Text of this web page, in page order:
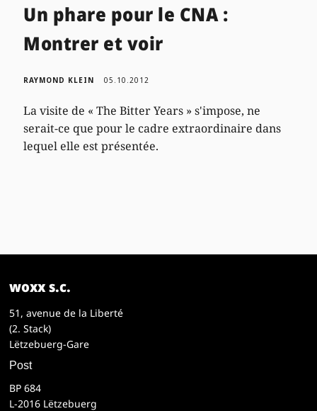
Un phare pour le CNA :
Montrer et voir
RAYMOND KLEIN 05.10.2012
La visite de « The Bitter Years » s'impose, ne
serait-ce que pour le cadre extraordinaire dans
lequel elle est présentée.
woxx s.c.
51, avenue de la Liberté
(2. Stack)
Lëtzebuerg-Gare
Post
BP 684
L-2016 Lëtzebuerg